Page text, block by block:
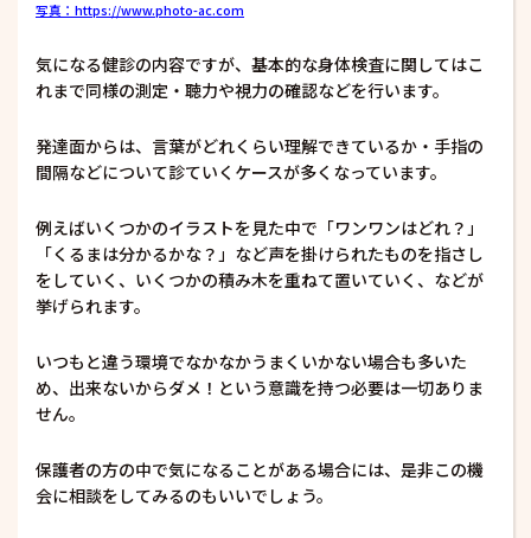
写真：https://www.photo-ac.com
気になる健診の内容ですが、基本的な身体検査に関してはこ
れまで同様の測定・聴力や視力の確認などを行います。
発達面からは、言葉がどれくらい理解できているか・手指の
間隔などについて診ていくケースが多くなっています。
例えばいくつかのイラストを見た中で「ワンワンはどれ？」
「くるまは分かるかな？」など声を掛けられたものを指さし
をしていく、いくつかの積み木を重ねて置いていく、などが
挙げられます。
いつもと違う環境でなかなかうまくいかない場合も多いた
め、出来ないからダメ！という意識を持つ必要は一切ありま
せん。
保護者の方の中で気になることがある場合には、是非この機
会に相談をしてみるのもいいでしょう。